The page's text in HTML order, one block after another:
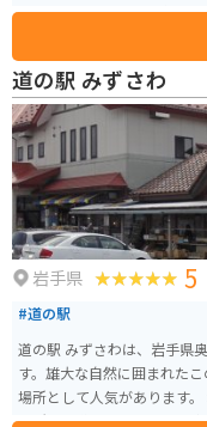
物、山菜、きのこ、手作りの
は、岩手県内でも有数のそ
使ったメニューが人気です
のが特徴で、そば好きには
産の食材をふんだんに使っ
堪能することができます。 道の駅には、情報コーナーや休憩スペースも併設
されており、ドライブの休
の観光スポットも点在してお
イクで訪れる方は、道の駅
です。周辺の道路は、山間
ます。ただし、冬季は積雪や
東町周辺の観光スポットと
として栄えた「盛岡城跡公園」などがありま
先述の「大東そば」の他に
材を使ったお土産も道の駅で購入できます。 自
覚や景色を楽しみながら、
がでしょうか。
道の駅 みずさわ
岩手県 5
#道の駅
道の駅 みずさわは、岩手県
す。雄大な自然に囲まれた
場所として人気があります。 地元で採れた新鮮な野菜や果物が並ぶ農産物直
売所は、道の駅 みずさわの